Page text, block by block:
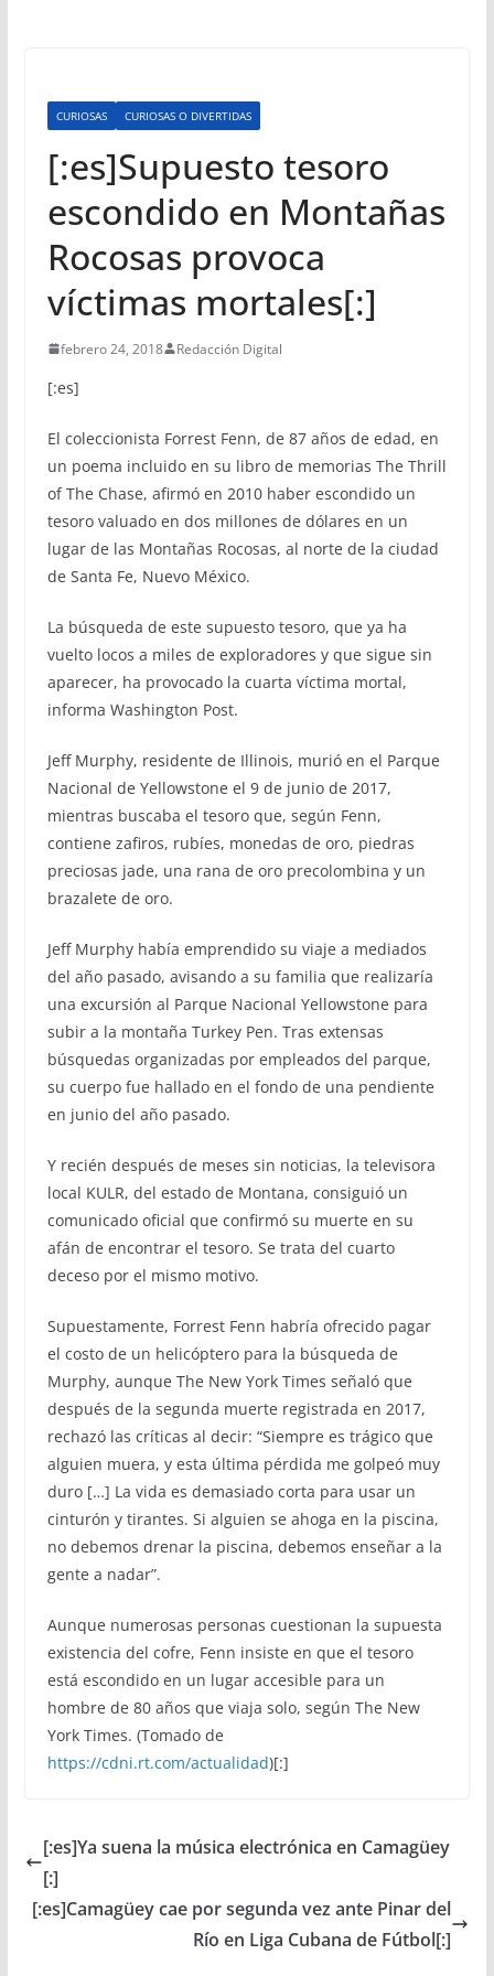
CURIOSAS CURIOSAS O DIVERTIDAS
[:es]Supuesto tesoro
escondido en Montañas
Rocosas provoca
víctimas mortales[:]
febrero 24, 2018 Redacción Digital
[:es]
El coleccionista Forrest Fenn, de 87 años de edad, en
un poema incluido en su libro de memorias The Thrill
of The Chase, afirmó en 2010 haber escondido un
tesoro valuado en dos millones de dólares en un
lugar de las Montañas Rocosas, al norte de la ciudad
de Santa Fe, Nuevo México.
La búsqueda de este supuesto tesoro, que ya ha
vuelto locos a miles de exploradores y que sigue sin
aparecer, ha provocado la cuarta víctima mortal,
informa Washington Post.
Jeff Murphy, residente de Illinois, murió en el Parque
Nacional de Yellowstone el 9 de junio de 2017,
mientras buscaba el tesoro que, según Fenn,
contiene zafiros, rubíes, monedas de oro, piedras
preciosas jade, una rana de oro precolombina y un
brazalete de oro.
Jeff Murphy había emprendido su viaje a mediados
del año pasado, avisando a su familia que realizaría
una excursión al Parque Nacional Yellowstone para
subir a la montaña Turkey Pen. Tras extensas
búsquedas organizadas por empleados del parque,
su cuerpo fue hallado en el fondo de una pendiente
en junio del año pasado.
Y recién después de meses sin noticias, la televisora
local KULR, del estado de Montana, consiguió un
comunicado oficial que confirmó su muerte en su
afán de encontrar el tesoro. Se trata del cuarto
deceso por el mismo motivo.
Supuestamente, Forrest Fenn habría ofrecido pagar
el costo de un helicóptero para la búsqueda de
Murphy, aunque The New York Times señaló que
después de la segunda muerte registrada en 2017,
rechazó las críticas al decir: “Siempre es trágico que
alguien muera, y esta última pérdida me golpeó muy
duro […] La vida es demasiado corta para usar un
cinturón y tirantes. Si alguien se ahoga en la piscina,
no debemos drenar la piscina, debemos enseñar a la
gente a nadar”.
Aunque numerosas personas cuestionan la supuesta
existencia del cofre, Fenn insiste en que el tesoro
está escondido en un lugar accesible para un
hombre de 80 años que viaja solo, según The New
York Times. (Tomado de
https://cdni.rt.com/actualidad)[:]
[:es]Ya suena la música electrónica en Camagüey
[:]
[:es]Camagüey cae por segunda vez ante Pinar del
Río en Liga Cubana de Fútbol[:]